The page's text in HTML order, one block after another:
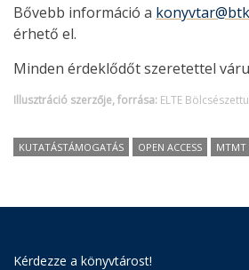
Bővebb információ a
érhető el.
Minden érdeklődőt szeretettel
Illusztráció szerzője, forrása: ELTE
KUTATÁSTÁMOGATÁS OPEN ACCESS MTMT
Kérdezze a könyvtárost!